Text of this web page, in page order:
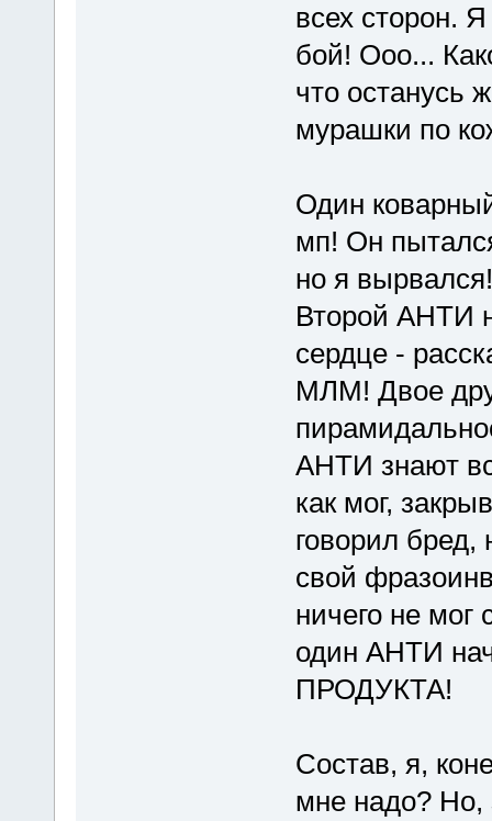
всех сторон.
бой! Ооо...
что останусь
мурашки по
Один
мп! Он
но я
Второй АНТИ
сердце -
МЛМ! Двое
АНТИ знают
как мог,
говорил
свой
ничего не мог
один АНТИ
ПРОДУКТА!
Состав, я,
мне надо? Но,